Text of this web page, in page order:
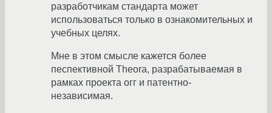
разработчикам стандарта может
использоваться только в ознакомительных и
учебных целях.
Мне в этом смысле кажется более
песпективной Theora, разрабатываемая в
рамках проекта огг и патентно-
независимая.